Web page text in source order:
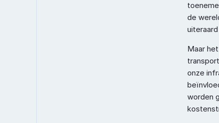
de
Maar
onze
worden